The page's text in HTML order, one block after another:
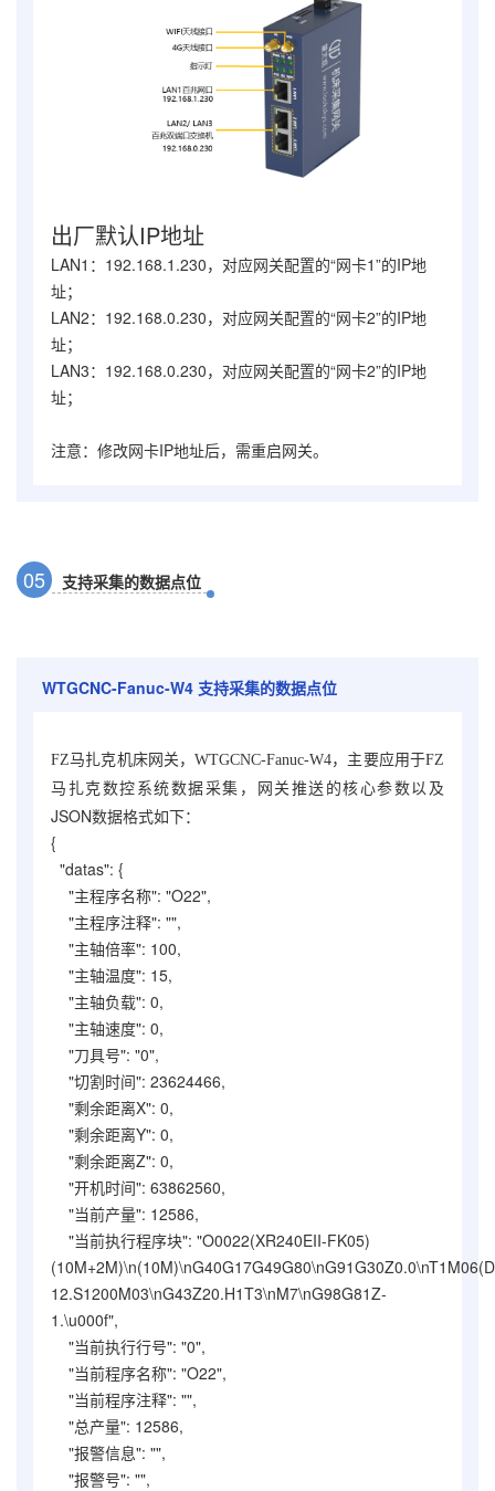
出厂默认IP地址
LAN1：192.168.1.230，对应网关配置的“网卡1”的IP地
址；
LAN2：192.168.0.230，对应网关配置的“网卡2”的IP地
址；
LAN3：192.168.0.230，对应网关配置的“网卡2”的IP地
址；
注意：修改网卡IP地址后，需重启网关。
05 支持采集的数据点位
WTGCNC-Fanuc-W4 支持采集的数据点位
FZ马扎克机床网关，WTGCNC-Fanuc-W4，主要应用于FZ
马扎克数控系统数据采集 ，网关推送的核心参数以及
JSON数据格式如下：
{
"datas": {
"主程序名称": "O22",
"主程序注释": "",
"主轴倍率": 100,
"主轴温度": 15,
"主轴负载": 0,
"主轴速度": 0,
"刀具号": "0",
"切割时间": 23624466,
"剩余距离X": 0,
"剩余距离Y": 0,
"剩余距离Z": 0,
"开机时间": 63862560,
"当前产量": 12586,
"当前执行程序块": "O0022(XR240EII-FK05)
12.S1200M03\nG43Z20.H1T3\nM7\nG98G81Z-
1.\u000f",
"当前执行行号": "0",
"当前程序名称": "O22",
"当前程序注释": "",
"总产量": 12586,
"报警信息": "",
"报警号": "",